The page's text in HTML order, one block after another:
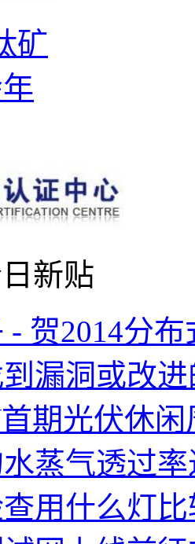
新贴
- 贺2014分
漏洞或改
首期光伏休
蒸气透过
用什么灯